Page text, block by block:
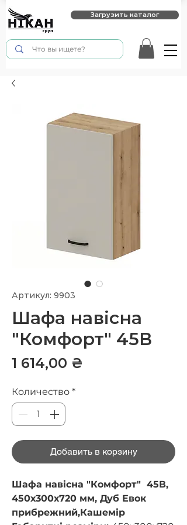
Загрузить каталог
Артикул: 9903
Шафа навісна
"Комфорт" 45В
1 614,00 ₴
Количество *
Добавить в корзину
Шафа навісна "Комфорт" 45В,
450х300х720 мм, Дуб Евок
прибрежний,Кашемір